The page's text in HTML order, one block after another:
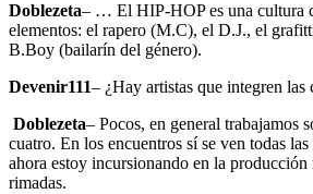
Doblezeta– … El HIP-HOP es una cultura
elementos: el rapero (M.C), el D.J., el
B.Boy (bailarín del género).
Devenir111– ¿Hay artistas que integren las
Doblezeta– Pocos, en general trabajamos
cuatro. En los encuentros sí se ven todas
ahora estoy incursionando en la producción
rimadas.